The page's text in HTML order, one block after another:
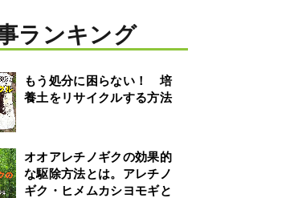
ランキング
もう処分に困らない！ 培
養土をリサイクルする方法
オオアレチノギクの効果的
な駆除方法とは。アレチノ
ギク・ヒメムカシヨモギと